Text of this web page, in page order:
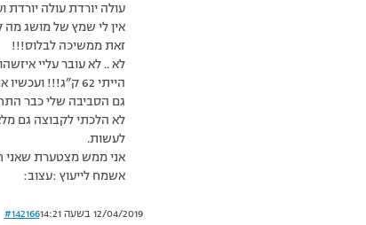
עולה יורדת עולה יורדת
אין לי שמץ של מושג מה
זאת ממשיכה לבלוס!!!
לא .. לא עובר עליי
הייתי 62 ק”ג!!! ועכשיו אני 67.700!!!! בא לי למות!
גם הסביבה שלי כבר
לא הלכתי לקבוצה גם
לעשות.
אני ממש מצטערת שאני
אשמח לייעוץ :עצוב:
12/04/2019 בשעה 14:21 #142166